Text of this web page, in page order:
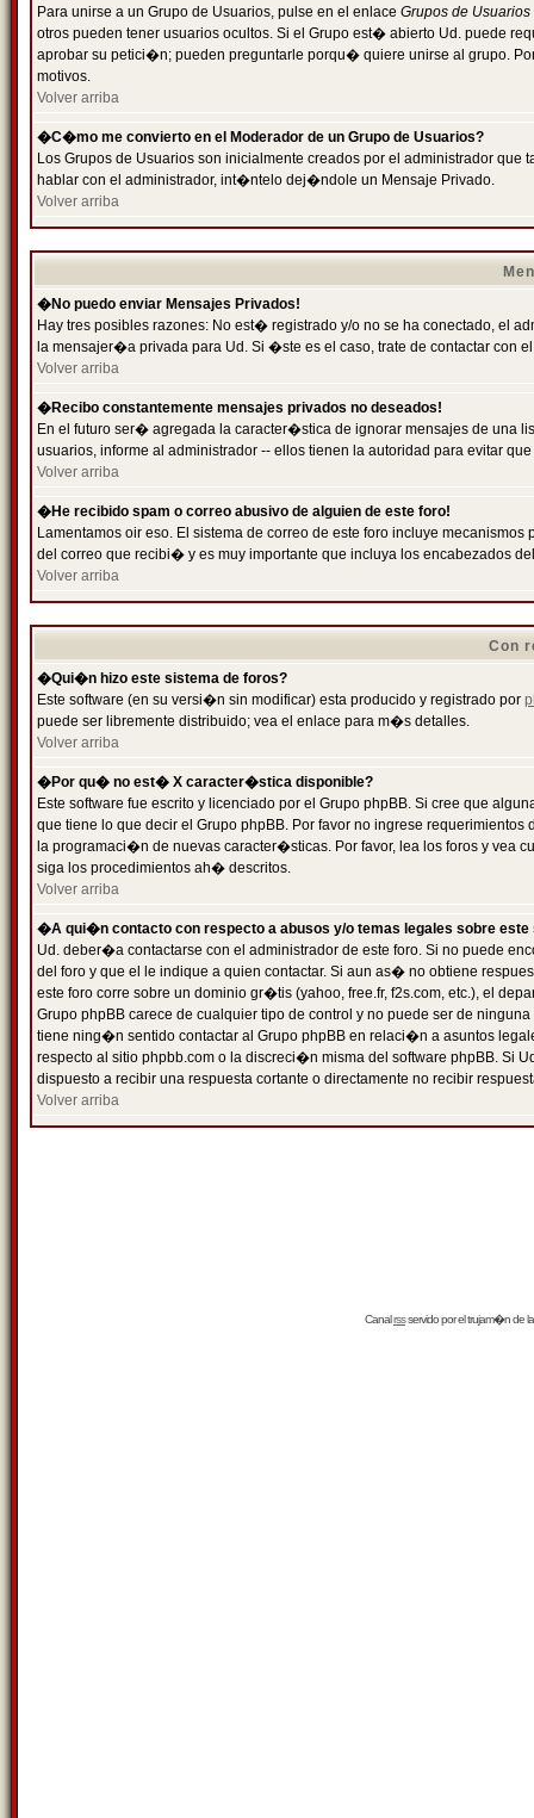
Para unirse a un Grupo de Usuarios, pulse en el enlace Grupos de Usuarios
otros pueden tener usuarios ocultos. Si el Grupo est� abierto Ud. puede
aprobar su petici�n; pueden preguntarle porqu� quiere unirse al grupo.
motivos.
Volver arriba
�C�mo me convierto en el Moderador de un Grupo de Usuarios?
Los Grupos de Usuarios son inicialmente creados por el administrador
hablar con el administrador, int�ntelo dej�ndole un Mensaje Privado.
Volver arriba
�No puedo enviar Mensajes Privados!
Hay tres posibles razones: No est� registrado y/o no se ha conectado, el
la mensajer�a privada para Ud. Si �ste es el caso, trate de contactar con
Volver arriba
�Recibo constantemente mensajes privados no deseados!
En el futuro ser� agregada la caracter�stica de ignorar mensajes de una
usuarios, informe al administrador -- ellos tienen la autoridad para evitar
Volver arriba
�He recibido spam o correo abusivo de alguien de este foro!
Lamentamos oir eso. El sistema de correo de este foro incluye
del correo que recibi� y es muy importante que incluya los encabezados
Volver arriba
Con
�Qui�n hizo este sistema de foros?
Este software (en su versi�n sin modificar) esta producido y registrado por
puede ser libremente distribuido; vea el enlace para m�s detalles.
Volver arriba
�Por qu� no est� X caracter�stica disponible?
Este software fue escrito y licenciado por el Grupo phpBB. Si cree que
que tiene lo que decir el Grupo phpBB. Por favor no ingrese
la programaci�n de nuevas caracter�sticas. Por favor, lea los foros y vea
siga los procedimientos ah� descritos.
Volver arriba
�A qui�n contacto con respecto a abusos y/o temas legales sobre este
Ud. deber�a contactarse con el administrador de este foro. Si no puede
del foro y que el le indique a quien contactar. Si aun as� no obtiene
este foro corre sobre un dominio gr�tis (yahoo, free.fr, f2s.com, etc.), el
Grupo phpBB carece de cualquier tipo de control y no puede ser de
tiene ning�n sentido contactar al Grupo phpBB en relaci�n a asuntos
respecto al sitio phpbb.com o la discreci�n misma del software phpBB. Si
dispuesto a recibir una respuesta cortante o directamente no recibir
Volver arriba
Canalrssservido por eltrujam�nde